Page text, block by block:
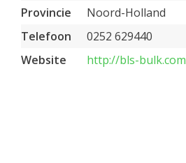
Provincie
Noord-Holland
Telefoon
0252 629440
Website
http://bls-bulk.com